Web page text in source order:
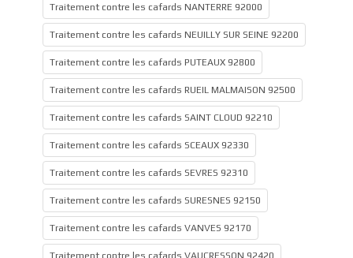
Traitement contre les cafards NANTERRE 92000
Traitement contre les cafards NEUILLY SUR SEINE 92200
Traitement contre les cafards PUTEAUX 92800
Traitement contre les cafards RUEIL MALMAISON 92500
Traitement contre les cafards SAINT CLOUD 92210
Traitement contre les cafards SCEAUX 92330
Traitement contre les cafards SEVRES 92310
Traitement contre les cafards SURESNES 92150
Traitement contre les cafards VANVES 92170
Traitement contre les cafards VAUCRESSON 92420